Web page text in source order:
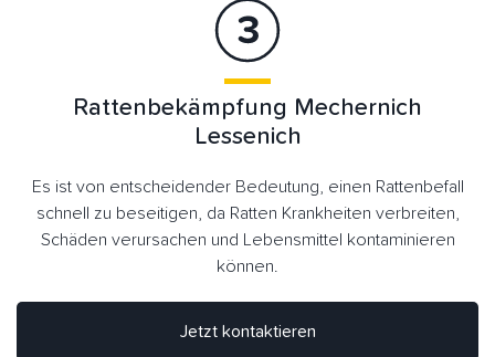
Rattenbekämpfung Mechernich
Lessenich
Es ist von entscheidender Bedeutung, einen Rattenbefall
schnell zu beseitigen, da Ratten Krankheiten verbreiten,
Schäden verursachen und Lebensmittel kontaminieren
können.
Jetzt kontaktieren